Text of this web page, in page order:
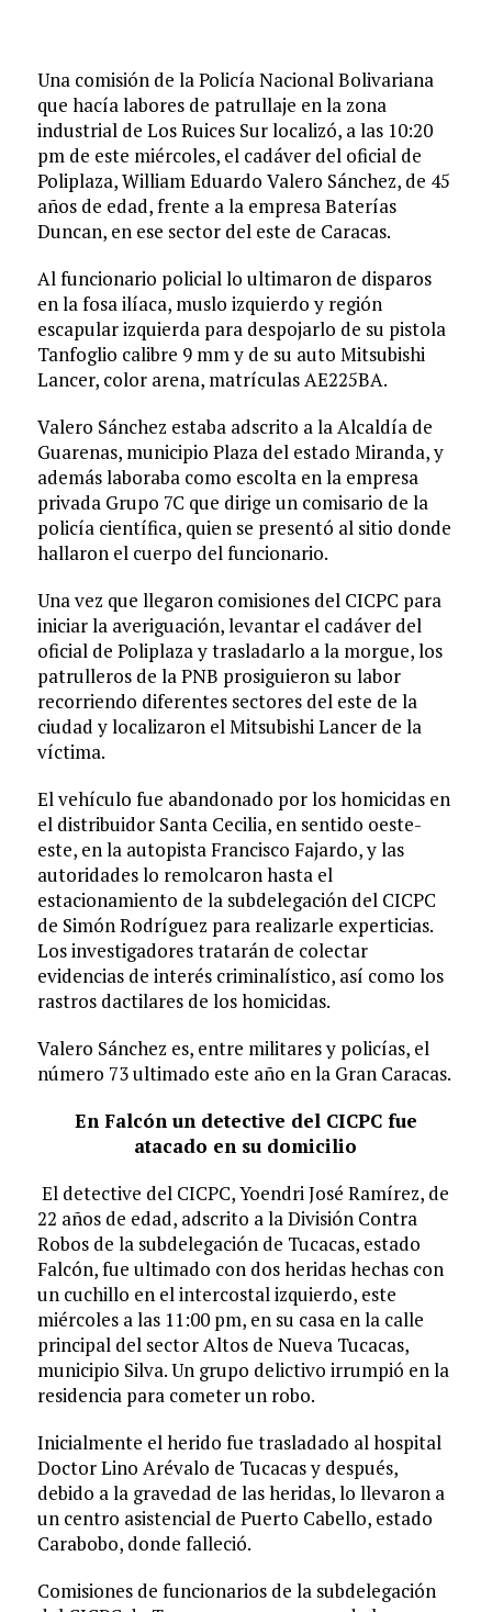
Una comisión de la Policía Nacional Bolivariana
que hacía labores de patrullaje en la zona
industrial de Los Ruices Sur localizó, a las 10:20
pm de este miércoles, el cadáver del oficial de
Poliplaza, William Eduardo Valero Sánchez, de 45
años de edad, frente a la empresa Baterías
Duncan, en ese sector del este de Caracas.
Al funcionario policial lo ultimaron de disparos
en la fosa ilíaca, muslo izquierdo y región
escapular izquierda para despojarlo de su pistola
Tanfoglio calibre 9 mm y de su auto Mitsubishi
Lancer, color arena, matrículas AE225BA.
Valero Sánchez estaba adscrito a la Alcaldía de
Guarenas, municipio Plaza del estado Miranda, y
además laboraba como escolta en la empresa
privada Grupo 7C que dirige un comisario de la
policía científica, quien se presentó al sitio donde
hallaron el cuerpo del funcionario.
Una vez que llegaron comisiones del CICPC para
iniciar la averiguación, levantar el cadáver del
oficial de Poliplaza y trasladarlo a la morgue, los
patrulleros de la PNB prosiguieron su labor
recorriendo diferentes sectores del este de la
ciudad y localizaron el Mitsubishi Lancer de la
víctima.
El vehículo fue abandonado por los homicidas en
el distribuidor Santa Cecilia, en sentido oeste-
este, en la autopista Francisco Fajardo, y las
autoridades lo remolcaron hasta el
estacionamiento de la subdelegación del CICPC
de Simón Rodríguez para realizarle experticias.
Los investigadores tratarán de colectar
evidencias de interés criminalístico, así como los
rastros dactilares de los homicidas.
Valero Sánchez es, entre militares y policías, el
número 73 ultimado este año en la Gran Caracas.
En Falcón un detective del CICPC fue
atacado en su domicilio
El detective del CICPC, Yoendri José Ramírez, de
22 años de edad, adscrito a la División Contra
Robos de la subdelegación de Tucacas, estado
Falcón, fue ultimado con dos heridas hechas con
un cuchillo en el intercostal izquierdo, este
miércoles a las 11:00 pm, en su casa en la calle
principal del sector Altos de Nueva Tucacas,
municipio Silva. Un grupo delictivo irrumpió en la
residencia para cometer un robo.
Inicialmente el herido fue trasladado al hospital
Doctor Lino Arévalo de Tucacas y después,
debido a la gravedad de las heridas, lo llevaron a
un centro asistencial de Puerto Cabello, estado
Carabobo, donde falleció.
Comisiones de funcionarios de la subdelegación